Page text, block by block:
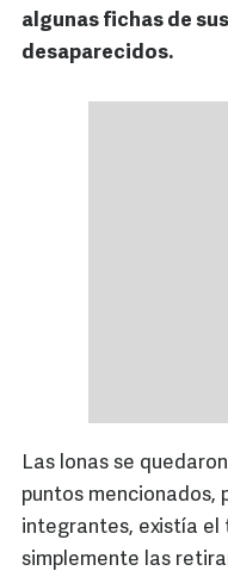
algunas fichas de
desaparecidos.
Las lonas se
puntos mencionados,
integrantes, existía el
simplemente las